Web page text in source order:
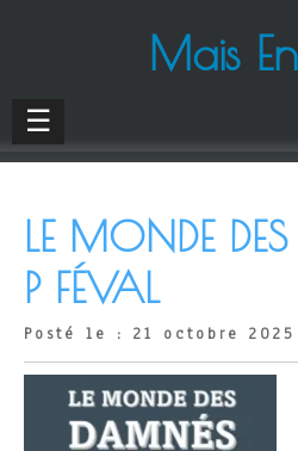
Mais
☰
LE MONDE
P FÉVAL
Posté le : 21 octobre 2025